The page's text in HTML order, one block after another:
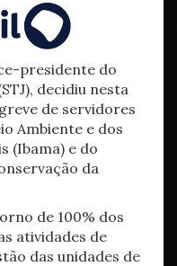
presidente do
decidiu nesta
de servidores
Ambiente e dos
(Ibama) e do
da
de 100% dos
atividades de
das unidades de